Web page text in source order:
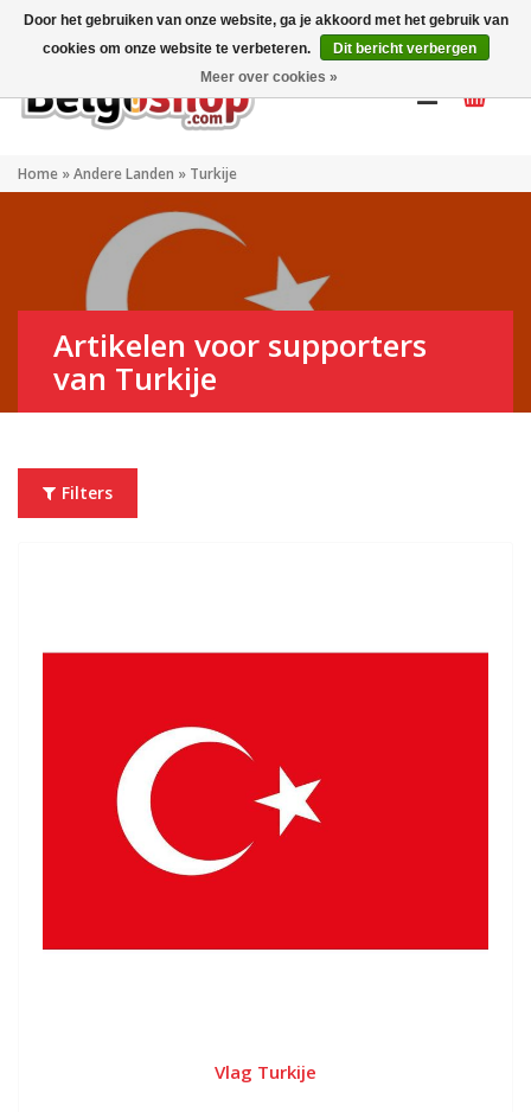
Mijn account NL
Home »Andere Landen » Turkije
Artikelen voor supporters
van Turkije
Filters
Vlag Turkije
Door het gebruiken van onze website, ga je akkoord met het gebruik van
cookies om onze website te verbeteren.
Dit bericht verbergen
Meer over cookies »